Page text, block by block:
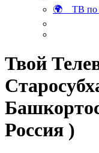
🌍 ТВ по
Твой
Россия )